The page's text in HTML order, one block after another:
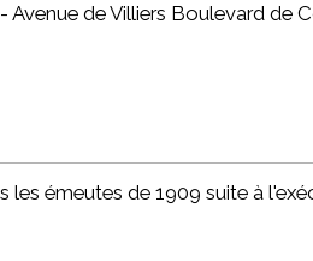
Avenue de Villiers Boulevard de
les émeutes de 1909 suite à